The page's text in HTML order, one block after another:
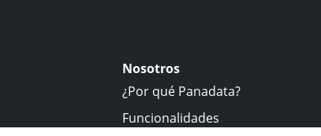
Nosotros
¿Por qué Panadata?
Funcionalidades